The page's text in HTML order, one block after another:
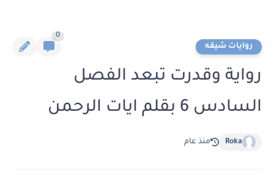
روايات شيقه
0
رواية وقدرت تبعد الفصل
السادس 6 بقلم ايات الرحمن
Roka منذ عام